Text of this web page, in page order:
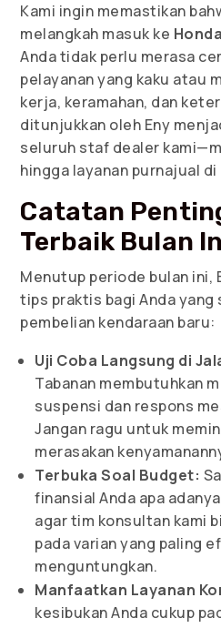
Kami ingin memastikan
melangkah masuk ke
Anda tidak perlu merasa
pelayanan yang kaku atau
kerja, keramahan, dan
ditunjukkan oleh Eny
seluruh staf dealer
hingga layanan purnajual
Catatan
Terbaik Bulan
Menutup periode bulan ini,
tips praktis bagi Anda yang
pembelian kendaraan baru:
Uji Coba Langsung di
Tabanan membutuhkan
suspensi dan respons
Jangan ragu untuk
merasakan
Terbuka Soal Budget:
finansial Anda apa
agar tim konsultan kami
pada varian yang paling
menguntungkan.
Manfaatkan Layanan
kesibukan Anda cukup